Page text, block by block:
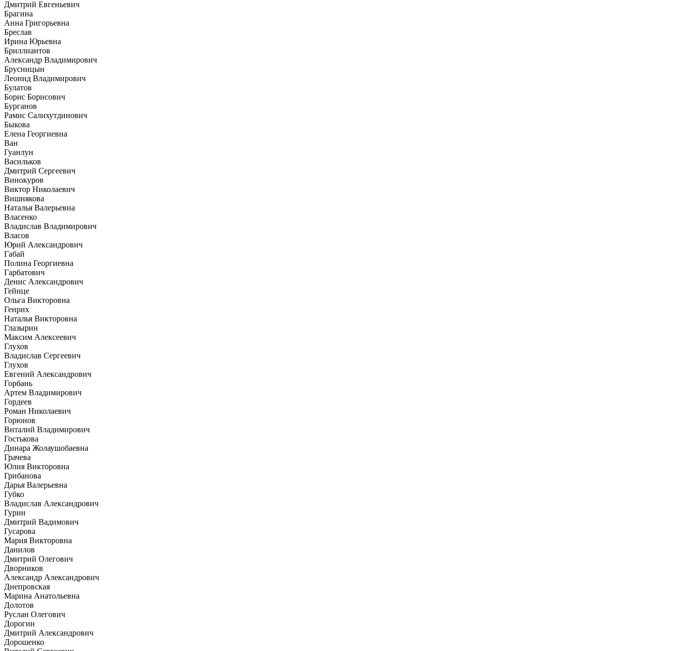
Дмитрий Евгеньевич
Брагина
Анна Григорьевна
Бреслав
Ирина Юрьевна
Бриллиантов
Александр Владимирович
Брусницын
Леонид Владимирович
Булатов
Борис Борисович
Бурганов
Рамис Салихутдинович
Быкова
Елена Георгиевна
Ван
Гуанлун
Васильков
Дмитрий Сергеевич
Винокуров
Виктор Николаевич
Вишнякова
Наталья Валерьевна
Власенко
Владислав Владимирович
Власов
Юрий Александрович
Габай
Полина Георгиевна
Гарбатович
Денис Александрович
Гейнце
Ольга Викторовна
Генрих
Наталья Викторовна
Глазырин
Максим Алексеевич
Глухов
Владислав Сергеевич
Глухов
Евгений Александрович
Горбань
Артем Владимирович
Гордеев
Роман Николаевич
Горюнов
Виталий Владимирович
Гостькова
Динара Жолаушобаевна
Грачева
Юлия Викторовна
Грибанова
Дарья Валерьевна
Губко
Владислав Александрович
Гурин
Дмитрий Вадимович
Гусарова
Мария Викторовна
Данилов
Дмитрий Олегович
Дворников
Александр Александрович
Днепровская
Марина Анатольевна
Долотов
Руслан Олегович
Дорогин
Дмитрий Александрович
Дорошенко